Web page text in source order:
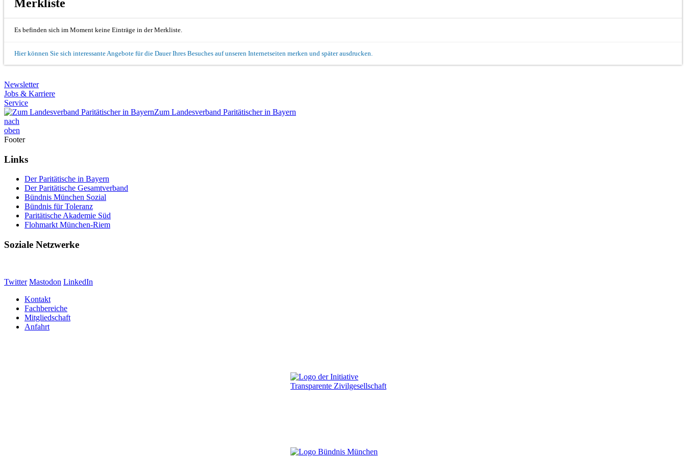
Merkliste
Es befinden sich im Moment keine Einträge in der Merkliste.
Hier können Sie sich interessante Angebote für die Dauer Ihres Besuches auf unseren Internetseiten merken und später ausdrucken.
Newsletter
Jobs & Karriere
Service
Zum Landesverband Paritätischer in Bayern
nach
oben
Footer
Links
Der Paritätische in Bayern
Der Paritätische Gesamtverband
Bündnis München Sozial
Bündnis für Toleranz
Paritätische Akademie Süd
Flohmarkt München-Riem
Soziale Netzwerke
Twitter Mastodon LinkedIn
Kontakt
Fachbereiche
Mitgliedschaft
Anfahrt